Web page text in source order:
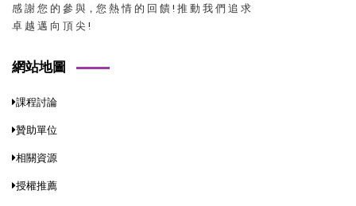
感 謝 您 的 參 與，您 熱 情 的 回 饋 ! 推 動 我 們 追 求
卓 越 邁 向 頂 尖 !
網站地圖
課程討論
贊助單位
相關資源
授權推薦